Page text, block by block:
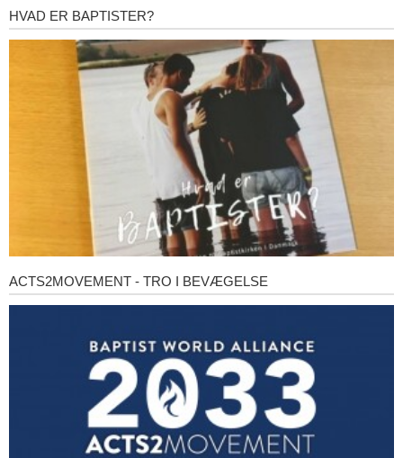
Hvad
er
HVAD ER BAPTISTER?
Acts2Movement
-
ACTS2MOVEMENT - TRO I BEVÆGELSE